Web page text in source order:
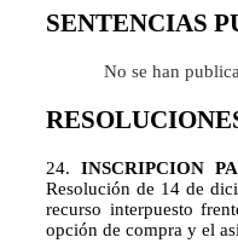
SENTENCIAS
No se han
24.INSCRIPCION
Resolución de 14 de
recurso interpuesto
opción de compra y el